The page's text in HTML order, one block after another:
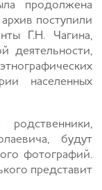
продолжена
поступили
Г.Н. Чагина,
деятельности,
населенных
будут
фотографий.
представит